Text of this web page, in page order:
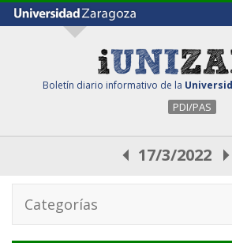
Boletín diario informativo de la
PDI/PAS
17/3/2022
Categorías